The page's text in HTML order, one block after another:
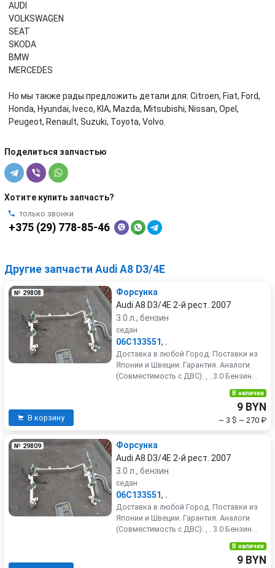
AUDI
VOLKSWAGEN
SEAT
SKODA
BMW
MERCEDES
Но мы также рады предложить детали для: Citroen, Fiat, Ford,
Honda, Hyundai, Iveco, KIA, Mazda, Mitsubishi, Nissan, Opel,
Peugeot, Renault, Suzuki, Toyota, Volvo.
Поделиться запчастью
Хотите купить запчасть?
только звонки
+375 (29) 778-85-46
Другие запчасти Audi A8 D3/4E
№ 29808
Форсунка
Audi A8 D3/4E 2-й рест. 2007
3.0 л., бензин
седан
06C133551, .
Доставка в любой Город. Поставки из
Японии и Швеции. Гарантия. Аналоги
(Совместимость с ДВС): , . 3.0 Бензин. .
В корзину
В наличии
9 BYN
~ 3 $ ~ 270 ₽
№ 29809
Форсунка
Audi A8 D3/4E 2-й рест. 2007
3.0 л., бензин
седан
06C133551, .
Доставка в любой Город. Поставки из
Японии и Швеции. Гарантия. Аналоги
(Совместимость с ДВС): , . 3.0 Бензин. .
В наличии
9 BYN